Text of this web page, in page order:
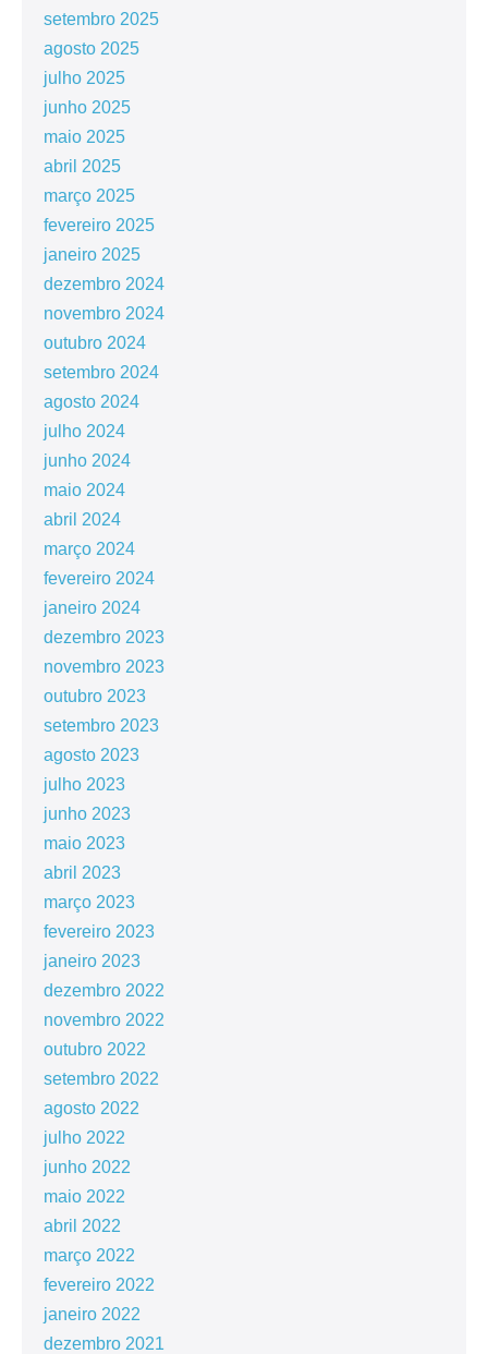
setembro 2025
agosto 2025
julho 2025
junho 2025
maio 2025
abril 2025
março 2025
fevereiro 2025
janeiro 2025
dezembro 2024
novembro 2024
outubro 2024
setembro 2024
agosto 2024
julho 2024
junho 2024
maio 2024
abril 2024
março 2024
fevereiro 2024
janeiro 2024
dezembro 2023
novembro 2023
outubro 2023
setembro 2023
agosto 2023
julho 2023
junho 2023
maio 2023
abril 2023
março 2023
fevereiro 2023
janeiro 2023
dezembro 2022
novembro 2022
outubro 2022
setembro 2022
agosto 2022
julho 2022
junho 2022
maio 2022
abril 2022
março 2022
fevereiro 2022
janeiro 2022
dezembro 2021